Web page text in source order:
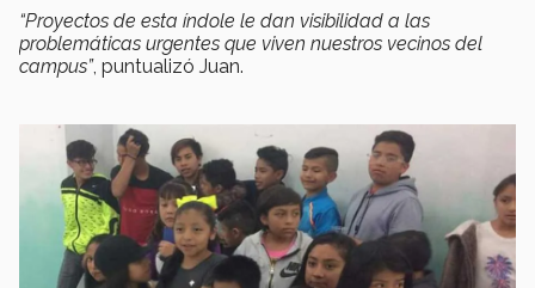
“Proyectos de esta índole le dan visibilidad a las
problemáticas urgentes que viven nuestros vecinos del
campus”, puntualizó Juan.